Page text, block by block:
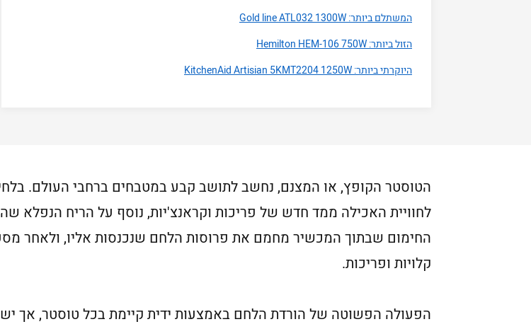
המשתלם ביותר: Gold line ATL032 1300W
הזול ביותר: Hemilton HEM-106 750W
היוקרתי ביותר: KitchenAid Artisian 5KMT2204 1250W
הטוסטר הקופץ, או המצנם, נחשב לתושב קבע במטבחים ברחבי העולם.
לחוויית האכילה ממד חדש של פריכות וקראנצ'יות, נוסף על הריח הנפלא
החימום שבתוך המכשיר מחמם את פרוסות הלחם שנכנסות אליו, ולאחר
קלויות ופריכות.
הפעולה הפשוטה של הורדת הלחם באמצעות ידית קיימת בכל טוסטר, אך